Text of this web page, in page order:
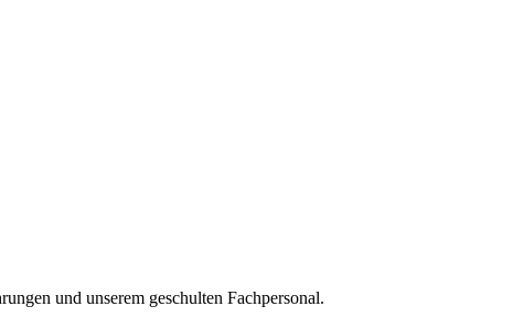
und unserem geschulten Fachpersonal.